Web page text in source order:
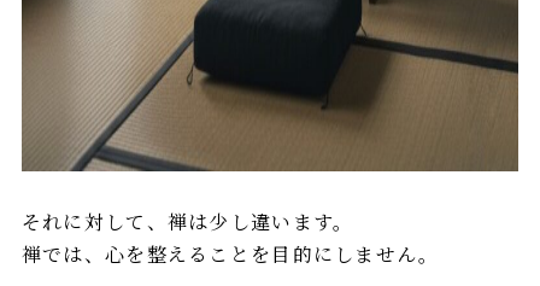
それに対して、禅は少し違います。
禅では、心を整えることを目的にしません。